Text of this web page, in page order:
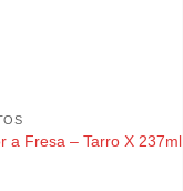
a Fresa – Tarro X 237ml